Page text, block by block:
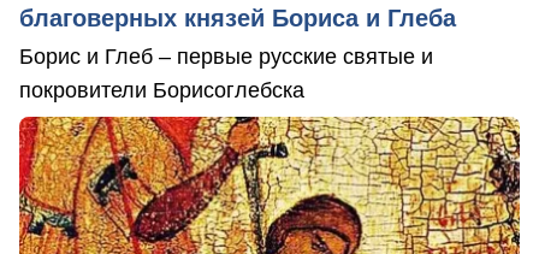
благоверных князей Бориса и Глеба
Борис и Глеб – первые русские святые и
покровители Борисоглебска